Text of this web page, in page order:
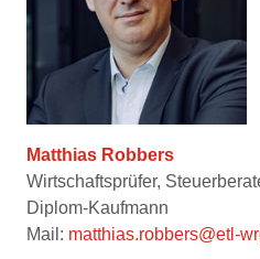
Matthias Robbers
Wirtschaftsprüfer,
Diplom-Kaufmann
Mail: matthias.robbers@etl-